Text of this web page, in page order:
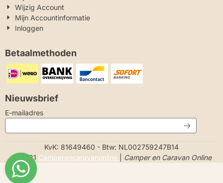
Wijzig Account
Mijn Accountinformatie
Inloggen
Betaalmethoden
Nieuwsbrief
E-mailadresVul je e-mailadres in voor de nieuwsbrief
KvK: 81649460 - Btw: NL002759247B14
© 2021 Camperencaravanonline Camper en Caravan Online